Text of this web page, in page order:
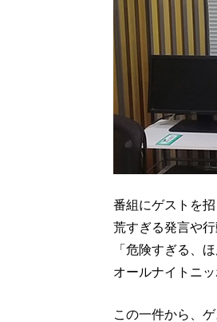
番組にゲストを
荒すぎる発言や
「危険すぎる、
オールナイトニ
この一件から、